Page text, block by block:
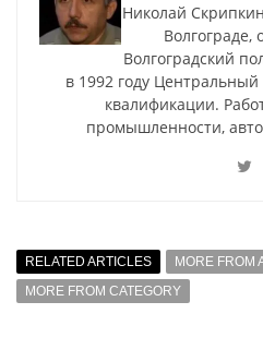
Николай
Волгограде,
Волгоградский
в 1992 году
квалификации.
промышленности,
RELATED ARTICLES
MORE FROM
MORE FROM CATEGORY